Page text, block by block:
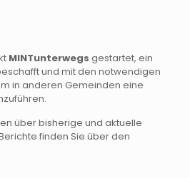
MINTunterwegs gestartet, ein
und mit den notwendigen
in anderen Gemeinden eine
über bisherige und aktuelle
finden Sie über den